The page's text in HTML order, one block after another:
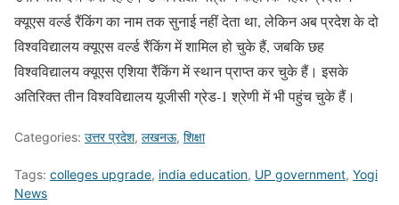
क्यूएस वर्ल्ड रैंकिंग का नाम तक सुनाई नहीं देता था, लेकिन अब प्रदेश के दो
विश्वविद्यालय क्यूएस वर्ल्ड रैंकिंग में शामिल हो चुके हैं, जबकि छह
विश्वविद्यालय क्यूएस एशिया रैंकिंग में स्थान प्राप्त कर चुके हैं। इसके
अतिरिक्त तीन विश्वविद्यालय यूजीसी ग्रेड-1 श्रेणी में भी पहुंच चुके हैं।
Categories: उत्तर प्रदेश, लखनऊ, शिक्षा
Tags: colleges upgrade, india education, UP government, Yogi
News